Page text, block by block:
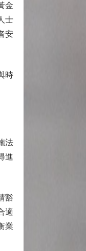
金
士
安
時
法
進
豁
適
業